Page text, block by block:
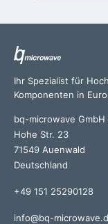
Ihr Spezialist für
Komponenten in
bq-microwave GmbH
Hohe Str. 23
71549 Auenwald
Deutschland
+49 151 25290128
info@bq-